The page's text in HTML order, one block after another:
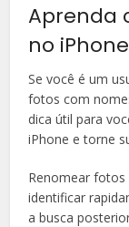
Aprenda
no
Se você é um
fotos com
dica útil para
iPhone e torne
Renomear
identificar
a busca